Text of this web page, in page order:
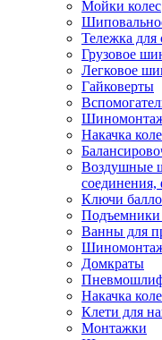
Мойки колес
Тележка для
Грузовое
Легковое
Гайковерты
Накачка
Воздушные
соединения,
Ключи
Ванны для
Домкраты
Накачка
Клети для
Монтажки